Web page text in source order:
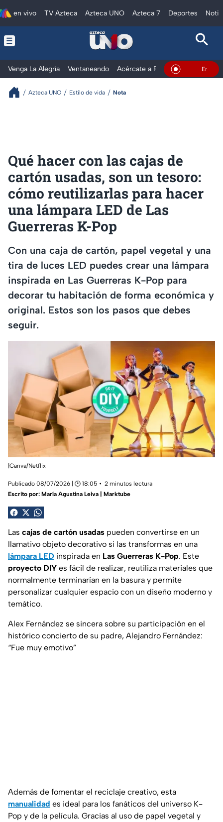
en vivo TV Azteca Azteca UNO Azteca 7 Deportes
Venga La Alegría Ventaneando Acércate a Rocío Al Extremo
En Vivo
Azteca UNO Estilo de vida Nota
Qué hacer con las cajas de
cartón usadas, son un tesoro:
cómo reutilizarlas para hacer
una lámpara LED de Las
Guerreras K-Pop
Con una caja de cartón, papel vegetal y una
tira de luces LED puedes crear una lámpara
inspirada en Las Guerreras K-Pop para
decorar tu habitación de forma económica y
original. Estos son los pasos que debes
seguir.
|Canva/Netflix
Publicado 08/07/2026 | 🕑 18:05
2 minutos lectura
Escrito por: María Agustina Leiva | Marktube
Las cajas de cartón usadas pueden convertirse en un
llamativo objeto decorativo si las transformas en una
lámpara LED inspirada en Las Guerreras K-Pop. Este
proyecto DIY es fácil de realizar, reutiliza materiales que
normalmente terminarían en la basura y permite
personalizar cualquier espacio con un diseño moderno y
temático.
Alex Fernández se sincera sobre su participación en el
histórico concierto de su padre, Alejandro Fernández:
“Fue muy emotivo”
Además de fomentar el reciclaje creativo, esta
manualidad es ideal para los fanáticos del universo K-
Pop y de la película. Gracias al uso de papel vegetal y